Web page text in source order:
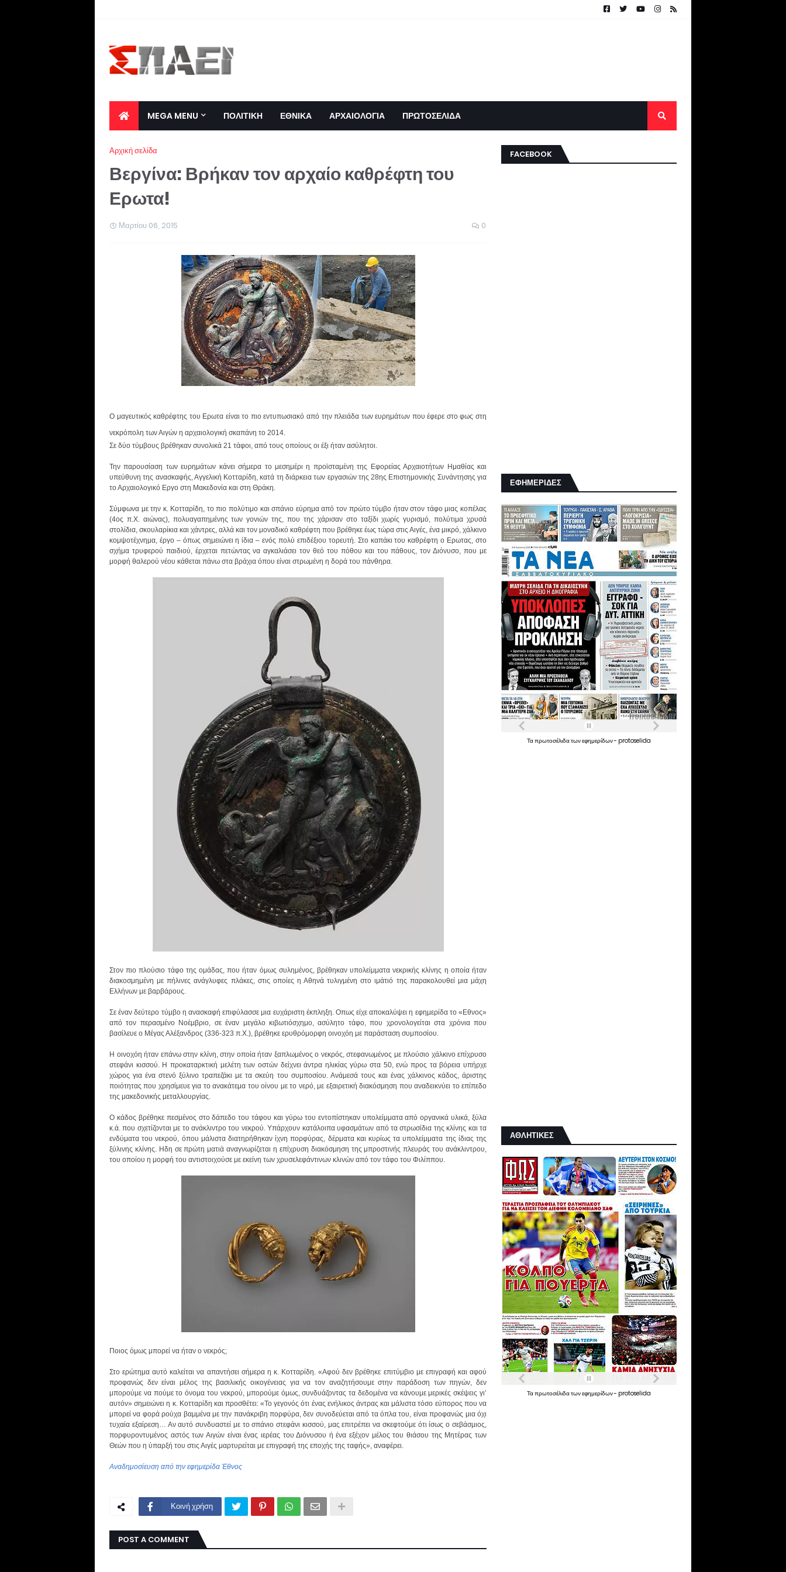
MEGA MENU ΠΟΛΙΤΙΚΗ ΕΘΝΙΚΑ ΑΡΧΑΙΟΛΟΓΙΑ ΠΡΩΤΟΣΕΛΙΔΑ
Αρχική σελίδα
Βεργίνα: Βρήκαν τον αρχαίο καθρέφτη του
Ερωτα!
Μαρτίου 06, 2015 0
O μαγευτικός καθρέφτης του Ερωτα είναι το πιο εντυπωσιακό από την πλειάδα των ευρημάτων που έφερε στο φως στη
νεκρόπολη των Αιγών η αρχαιολογική σκαπάνη το 2014.
Σε δύο τύμβους βρέθηκαν συνολικά 21 τάφοι, από τους οποίους οι έξι ήταν ασύλητοι.
Την παρουσίαση των ευρημάτων κάνει σήμερα το μεσημέρι η προϊσταμένη της Εφορείας Αρχαιοτήτων Ημαθίας και
υπεύθυνη της ανασκαφής, Αγγελική Κοτταρίδη, κατά τη διάρκεια των εργασιών της 28ης Επιστημονικής Συνάντησης για
το Αρχαιολογικό Εργο στη Μακεδονία και στη Θράκη.
Σύμφωνα με την κ. Κοτταρίδη, το πιο πολύτιμο και σπάνιο εύρημα από τον πρώτο τύμβο ήταν στον τάφο μιας κοπέλας
(4ος π.Χ. αιώνας), πολυαγαπημένης των γονιών της, που της χάρισαν στο ταξίδι χωρίς γυρισμό, πολύτιμα χρυσά
στολίδια, σκουλαρίκια και χάντρες, αλλά και τον μοναδικό καθρέφτη που βρέθηκε έως τώρα στις Αιγές, ένα μικρό, χάλκινο
κομψοτέχνημα, έργο – όπως σημειώνει η ίδια – ενός πολύ επιδέξιου τορευτή. Στο καπάκι του καθρέφτη ο Ερωτας, στο
σχήμα τρυφερού παιδιού, έρχεται πετώντας να αγκαλιάσει τον θεό του πόθου και του πάθους, τον Διόνυσο, που με
μορφή θαλερού νέου κάθεται πάνω στα βράχια όπου είναι στρωμένη η δορά του πάνθηρα.
Στον πιο πλούσιο τάφο της ομάδας, που ήταν όμως συλημένος, βρέθηκαν υπολείμματα νεκρικής κλίνης η οποία ήταν
διακοσμημένη με πήλινες ανάγλυφες πλάκες, στις οποίες η Αθηνά τυλιγμένη στο ιμάτιό της παρακολουθεί μια μάχη
Ελλήνων με βαρβάρους.
Σε έναν δεύτερο τύμβο η ανασκαφή επιφύλασσε μια ευχάριστη έκπληξη. Οπως είχε αποκαλύψει η εφημερίδα το «Εθνος»
από τον περασμένο Νοέμβριο, σε έναν μεγάλο κιβωτιόσχημο, ασύλητο τάφο, που χρονολογείται στα χρόνια που
βασίλευε ο Μέγας Αλέξανδρος (336-323 π.Χ.), βρέθηκε ερυθρόμορφη οινοχόη με παράσταση συμποσίου.
Η οινοχόη ήταν επάνω στην κλίνη, στην οποία ήταν ξαπλωμένος ο νεκρός, στεφανωμένος με πλούσιο χάλκινο επίχρυσο
στεφάνι κισσού. Η προκαταρκτική μελέτη των οστών δείχνει άντρα ηλικίας γύρω στα 50, ενώ προς τα βόρεια υπήρχε
χώρος για ένα στενό ξύλινο τραπεζάκι με τα σκεύη του συμποσίου. Ανάμεσά τους και ένας χάλκινος κάδος, άριστης
ποιότητας που χρησίμευε για το ανακάτεμα του οίνου με το νερό, με εξαιρετική διακόσμηση που αναδεικνύει το επίπεδο
της μακεδονικής μεταλλουργίας.
Ο κάδος βρέθηκε πεσμένος στο δάπεδο του τάφου και γύρω του εντοπίστηκαν υπολείμματα από οργανικά υλικά, ξύλα
κ.ά. που σχετίζονται με το ανάκλιντρο του νεκρού. Υπάρχουν κατάλοιπα υφασμάτων από τα στρωσίδια της κλίνης και τα
ενδύματα του νεκρού, όπου μάλιστα διατηρήθηκαν ίχνη πορφύρας, δέρματα και κυρίως τα υπολείμματα της ίδιας της
ξύλινης κλίνης. Ηδη σε πρώτη ματιά αναγνωρίζεται η επίχρυση διακόσμηση της μπροστινής πλευράς του ανάκλιντρου,
του οποίου η μορφή του αντιστοιχούσε με εκείνη των χρυσελεφάντινων κλινών από τον τάφο του Φιλίππου.
Ποιος όμως μπορεί να ήταν ο νεκρός;
Στο ερώτημα αυτό καλείται να απαντήσει σήμερα η κ. Κοτταρίδη. «Αφού δεν βρέθηκε επιτύμβιο με επιγραφή και αφού
προφανώς δεν είναι μέλος της βασιλικής οικογένειας για να τον αναζητήσουμε στην παράδοση των πηγών, δεν
μπορούμε να πούμε το όνομα του νεκρού, μπορούμε όμως, συνδυάζοντας τα δεδομένα να κάνουμε μερικές σκέψεις γι’
αυτόν» σημειώνει η κ. Κοτταρίδη και προσθέτει: «Το γεγονός ότι ένας ενήλικος άντρας και μάλιστα τόσο εύπορος που να
μπορεί να φορά ρούχα βαμμένα με την πανάκριβη πορφύρα, δεν συνοδεύεται από τα όπλα του, είναι προφανώς μια όχι
τυχαία εξαίρεση… Αν αυτό συνδυαστεί με το σπάνιο στεφάνι κισσού, μας επιτρέπει να σκεφτούμε ότι ίσως ο σεβάσμιος,
πορφυροντυμένος αστός των Αιγών είναι ένας ιερέας του Διόνυσου ή ένα εξέχον μέλος του θιάσου της Μητέρας των
Θεών που η ύπαρξή του στις Αιγές μαρτυρείται με επιγραφή της εποχής της ταφής», αναφέρει.
Αναδημοσίευση από την εφημερίδα Έθνος
Κοινή χρήση
POST A COMMENT
FACEBOOK
ΕΦΗΜΕΡΙΔΕΣ
Ταπρωτοσέλιδατωνεφημερίδων- protoselida
ΑΘΛΗΤΙΚΕΣ
Ταπρωτοσέλιδατωνεφημερίδων- protoselida